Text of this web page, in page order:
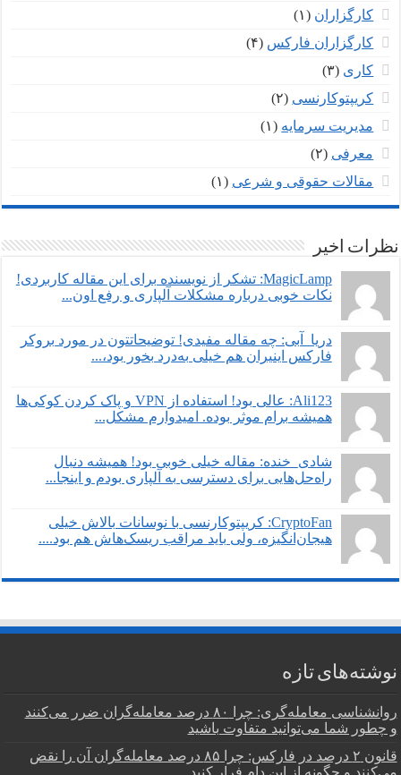
کارگزاران (۱)
کارگزاران فارکس (۴)
کاری (۳)
کریپتوکارنسی (۲)
مدیریت سرمایه (۱)
معرفی (۲)
مقالات حقوقی و شرعی (۱)
نظرات اخیر
MagicLamp: تشکر از نویسنده برای این مقاله کاربردی!
نکات خوبی درباره مشکلات آلپاری و رفع اون...
دریا_آبی: چه مقاله مفیدی! توضیحاتتون در مورد بروکر
فارکس اینیران هم خیلی به‌درد بخور بود،...
Ali123: عالی بود! استفاده از VPN و پاک کردن کوکی‌ها
همیشه برام موثر بوده. امیدوارم مشکل...
شادی_خنده: مقاله خیلی خوبی بود! همیشه دنبال
راه‌حل‌هایی برای دسترسی به آلپاری بودم و اینجا...
CryptoFan: کریپتوکارنسی با نوسانات بالاش خیلی
هیجان‌انگیزه، ولی باید مراقب ریسک‌هاش هم بود....
نوشته‌های تازه
روانشناسی معامله‌گری: چرا ۸۰ درصد معامله‌گران ضرر می‌کنند
و چطور شما می‌توانید متفاوت باشید
قانون ۲ درصد در فارکس: چرا ۸۵ درصد معامله‌گران آن را نقض